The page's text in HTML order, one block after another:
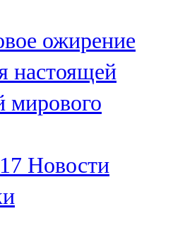
ожирение
настоящей
мирового
Новости